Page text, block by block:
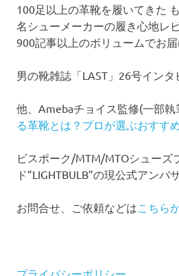
100足以上の革靴を履いてきた
名シューメーカーの履き心地レ
900記事以上のボリュームでお届
男の靴雑誌「LAST」26号インタ
他、Amebaチョイス監修(一部執
る革靴とは？プロが選ぶおすす
ビスポーク/MTM/MTOシューズ
ド”LIGHTBULB”の現公式アンバ
お問合せ、ご依頼などは こちら
プライバシーポリシー